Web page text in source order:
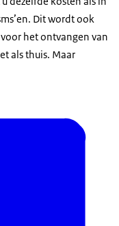
Dit wordt ook
het ontvangen van
als thuis. Maar